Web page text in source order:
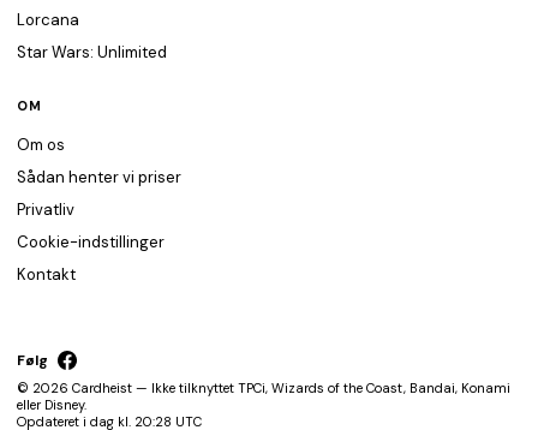
Lorcana
Star Wars: Unlimited
OM
Om os
Sådan henter vi priser
Privatliv
Cookie-indstillinger
Kontakt
Følg
© 2026 Cardheist — Ikke tilknyttet TPCi, Wizards of the Coast, Bandai, Konami
eller Disney.
Opdateret i dag kl. 20:28 UTC